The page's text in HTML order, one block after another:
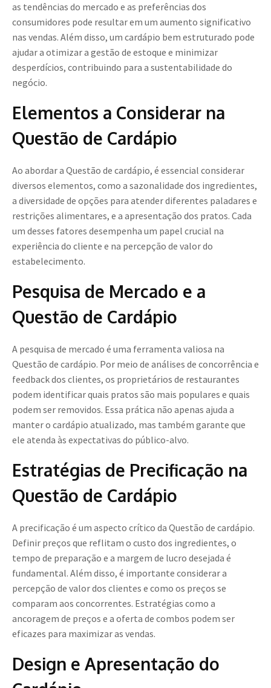
as tendências do mercado e as preferências dos
consumidores pode resultar em um aumento significativo
nas vendas. Além disso, um cardápio bem estruturado pode
ajudar a otimizar a gestão de estoque e minimizar
desperdícios, contribuindo para a sustentabilidade do
negócio.
Elementos a Considerar na
Questão de Cardápio
Ao abordar a Questão de cardápio, é essencial considerar
diversos elementos, como a sazonalidade dos ingredientes,
a diversidade de opções para atender diferentes paladares e
restrições alimentares, e a apresentação dos pratos. Cada
um desses fatores desempenha um papel crucial na
experiência do cliente e na percepção de valor do
estabelecimento.
Pesquisa de Mercado e a
Questão de Cardápio
A pesquisa de mercado é uma ferramenta valiosa na
Questão de cardápio. Por meio de análises de concorrência e
feedback dos clientes, os proprietários de restaurantes
podem identificar quais pratos são mais populares e quais
podem ser removidos. Essa prática não apenas ajuda a
manter o cardápio atualizado, mas também garante que
ele atenda às expectativas do público-alvo.
Estratégias de Precificação na
Questão de Cardápio
A precificação é um aspecto crítico da Questão de cardápio.
Definir preços que reflitam o custo dos ingredientes, o
tempo de preparação e a margem de lucro desejada é
fundamental. Além disso, é importante considerar a
percepção de valor dos clientes e como os preços se
comparam aos concorrentes. Estratégias como a
ancoragem de preços e a oferta de combos podem ser
eficazes para maximizar as vendas.
Design e Apresentação do